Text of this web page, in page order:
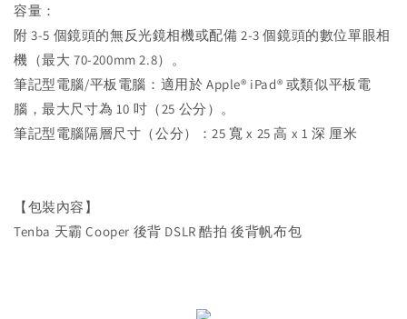
容量：
附 3-5 個鏡頭的無反光鏡相機或配備 2-3 個鏡頭的數位單眼相
機（最大 70-200mm 2.8）。
筆記型電腦/平板電腦：適用於 Apple® iPad® 或類似平板電
腦，最大尺寸為 10 吋（25 公分）。
筆記型電腦隔層尺寸（公分）：25 寬 x 25 高 x 1 深 厘米
【包裝內容】
Tenba 天霸 Cooper 後背 DSLR 酷拍 後背帆布包